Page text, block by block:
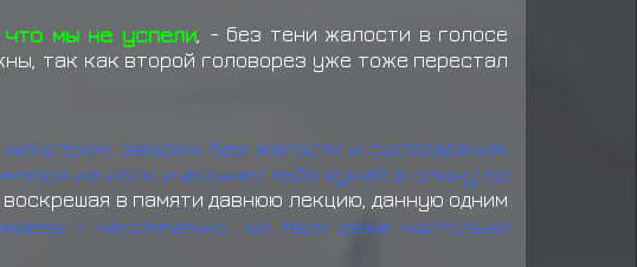
мы не успели, - без тени жалости в голосе
так как второй головорез уже тоже перестал
зверем без жалости и сострадания.
на ноги и воткнет тебе кунай в спину по
в памяти давнюю лекцию, данную одним
- несомненно, но твои даже настолько